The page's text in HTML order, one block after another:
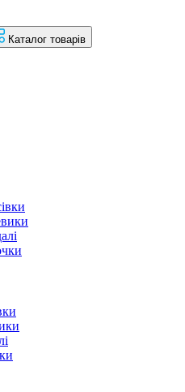
Каталог товарів